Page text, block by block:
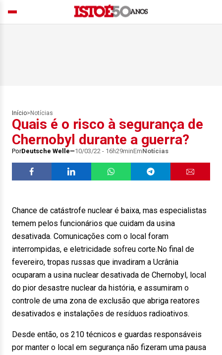
Início> Notícias
Quais é o risco à segurança de
Chernobyl durante a guerra?
PorDeutsche Welle 10/03/22 - 16h29minEmNotícias
Chance de catástrofe nuclear é baixa, mas especialistas
temem pelos funcionários que cuidam da usina
desativada. Comunicações com o local foram
interrompidas, e eletricidade sofreu corte.No final de
fevereiro, tropas russas que invadiram a Ucrânia
ocuparam a usina nuclear desativada de Chernobyl, local
do pior desastre nuclear da história, e assumiram o
controle de uma zona de exclusão que abriga reatores
desativados e instalações de resíduos radioativos.
Desde então, os 210 técnicos e guardas responsáveis
por manter o local em segurança não fizeram uma pausa